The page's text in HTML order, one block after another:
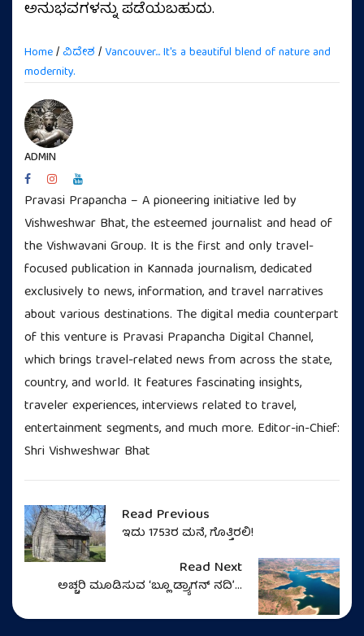
ಅನುಭವಗಳನ್ನು ಪಡೆಯಬಹುದು.
Home/ ವಿದೇಶ /Vancouver... It's a beautiful blend of nature and
modernity.
ADMIN
Pravasi Prapancha – A pioneering initiative led by
Vishweshwar Bhat, the esteemed journalist and head of
the Vishwavani Group. It is the first and only travel-
focused publication in Kannada journalism, dedicated
exclusively to news, information, and travel narratives
about various destinations. The digital media counterpart
of this venture is Pravasi Prapancha Digital Channel,
which brings travel-related news from across the state,
country, and world. It features fascinating insights,
traveler experiences, interviews related to travel,
entertainment segments, and much more. Editor-in-Chief:
Shri Vishweshwar Bhat
Read Previous
ಇದು 1753ರ ಮನೆ, ಗೊತ್ತಿರಲಿ!
Read Next
ಅಚ್ಚರಿ ಮೂಡಿಸುವ ʻಬ್ಲೂ ಡ್ರ್ಯಾಗನ್‌ ನದಿʼ...